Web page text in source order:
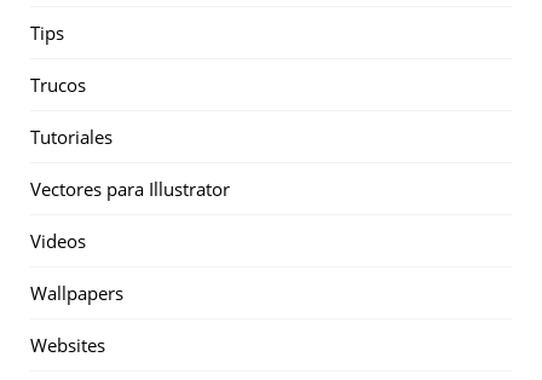
Tips
Trucos
Tutoriales
Vectores para Illustrator
Videos
Wallpapers
Websites